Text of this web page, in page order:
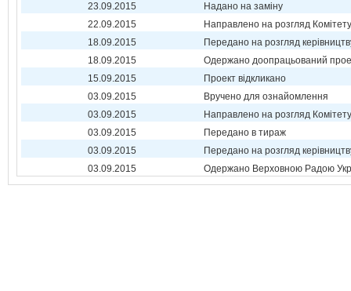
23.09.2015
Надано на заміну
22.09.2015
Направлено на розгляд Комітету
18.09.2015
Передано на розгляд
18.09.2015
Одержано доопрацьований
15.09.2015
Проект відкликано
03.09.2015
Вручено для ознайомлення
03.09.2015
Направлено на розгляд Комітету
03.09.2015
Передано в тираж
03.09.2015
Передано на розгляд
03.09.2015
Одержано Верховною Радою